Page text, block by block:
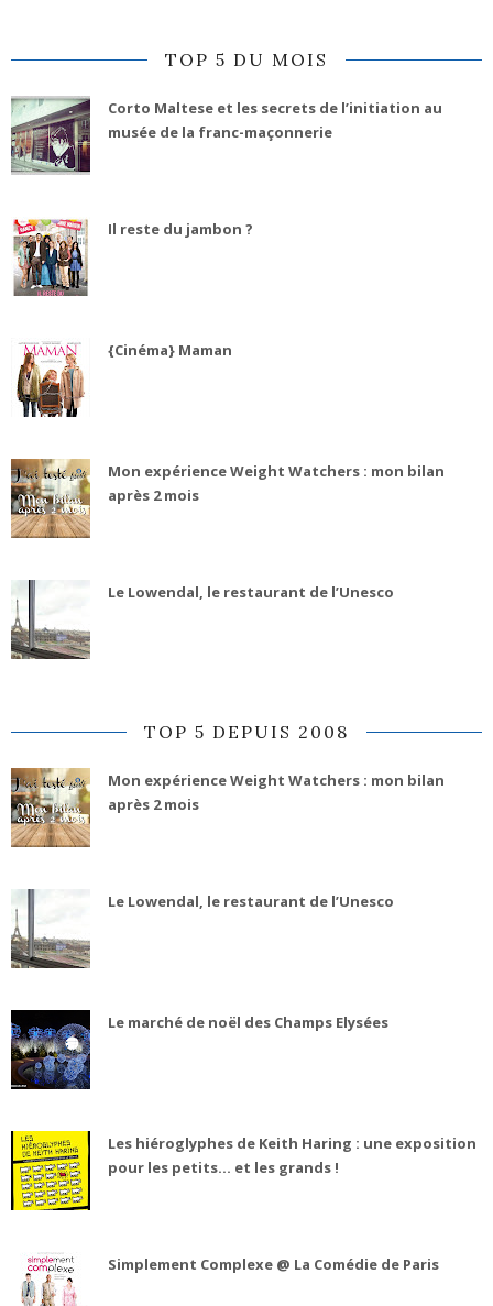
TOP 5 DU MOIS
Corto Maltese et les secrets de l’initiation au
musée de la franc-maçonnerie
Il reste du jambon ?
{Cinéma} Maman
Mon expérience Weight Watchers : mon bilan
après 2 mois
Le Lowendal, le restaurant de l’Unesco
TOP 5 DEPUIS 2008
Mon expérience Weight Watchers : mon bilan
après 2 mois
Le Lowendal, le restaurant de l’Unesco
Le marché de noël des Champs Elysées
Les hiéroglyphes de Keith Haring : une exposition
pour les petits... et les grands !
Simplement Complexe @ La Comédie de Paris